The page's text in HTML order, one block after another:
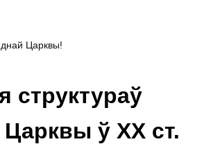
Царквы!
структураў
Царквы ў XX ст.